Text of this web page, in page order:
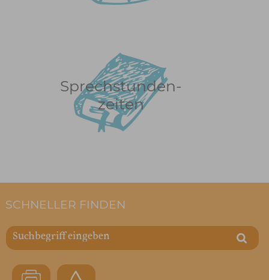
Sprechstunden-
zeiten
SCHNELLER FINDEN